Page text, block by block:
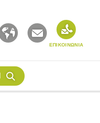
ΕΠΙΚΟΙΝΩΝΙΑ